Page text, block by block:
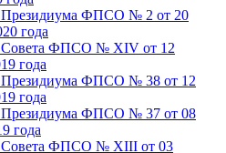
Президиума ФПСО № 2 от 20
года
Совета ФПСО № XIV от 12
года
Президиума ФПСО № 38 от 12
года
Президиума ФПСО № 37 от 08
года
Совета ФПСО № XIII от 03